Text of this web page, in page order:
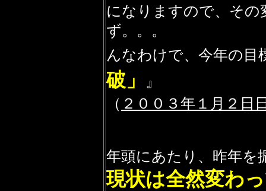
になりますので、そ
ず。。。
んなわけで、今年の目
破」
』
（ ２００３年１月２日
年頭にあたり、昨年を
現状は全然変わ